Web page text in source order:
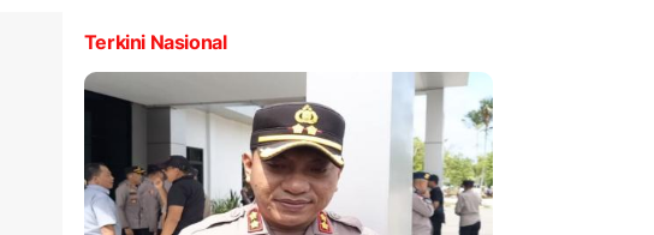
Terkini Nasional